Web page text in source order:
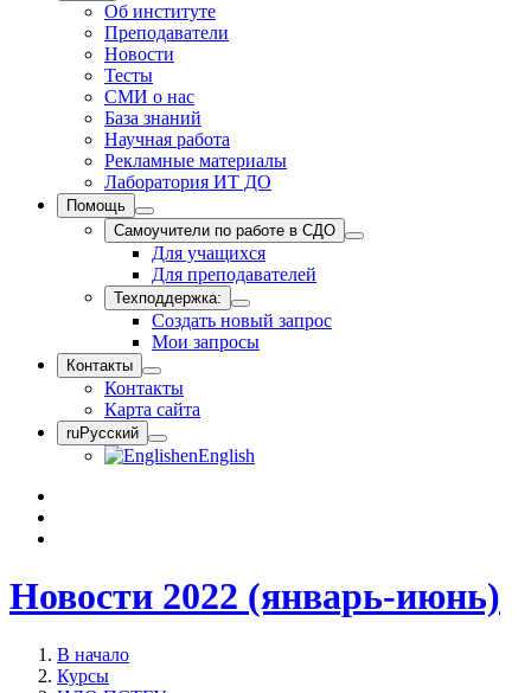
Об институте
Преподаватели
Новости
Тесты
СМИ о нас
База знаний
Научная работа
Рекламные материалы
Лаборатория ИТ ДО
Помощь
Самоучители по работе в СДО
Для учащихся
Для преподавателей
Техподдержка:
Создать новый запрос
Мои запросы
Контакты
Контакты
Карта сайта
ruРусский
enEnglish
Новости 2022 (январь-июнь)
В начало
Курсы